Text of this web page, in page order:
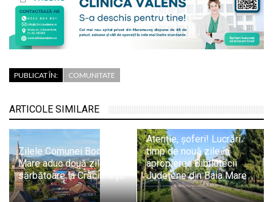
PUBLICAT ÎN: COMUNITATE
ARTICOLE SIMILARE
Zilele Comunei Bocicoiu
Mare aduc două zile de
sărbătoare la Crăciunești
Atenție, șoferi! Lucrări
timp de nouă zile în
apropierea Bibliotecii
Județene din Baia Mare